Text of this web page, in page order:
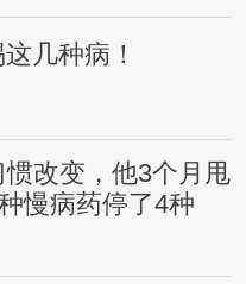
几种病！
惯改变，他3个月甩
慢病药停了4种